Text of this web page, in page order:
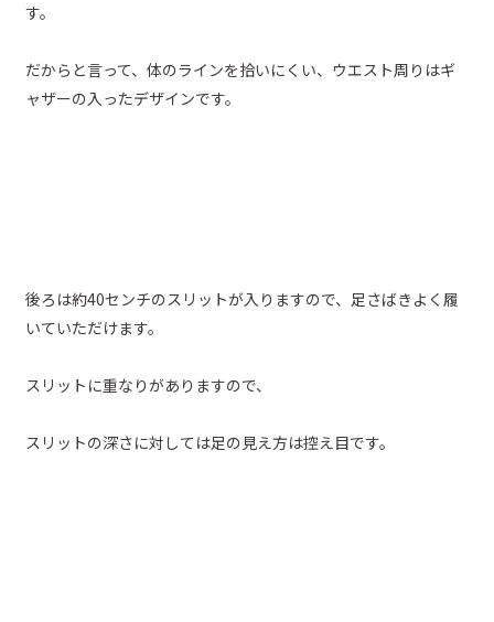
す。
だからと言って、体のラインを拾いにくい、ウエスト周りはギ
ャザーの入ったデザインです。
後ろは約40センチのスリットが入りますので、足さばきよく履
いていただけます。
スリットに重なりがありますので、
スリットの深さに対しては足の見え方は控え目です。